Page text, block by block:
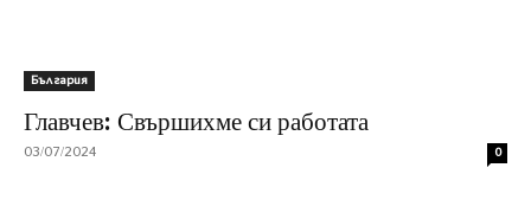
България
Главчев: Свършихме си работата
03/07/2024 0